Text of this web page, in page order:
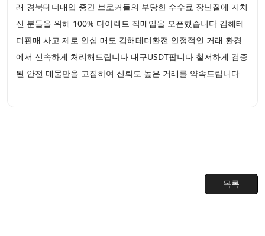
래 경북테더매입 중간 브로커들의 부당한 수수료 장난질에 지치
신 분들을 위해 100% 다이렉트 직매입을 오픈했습니다 김해테
더판매 사고 제로 안심 매도 김해테더환전 안정적인 거래 환경
에서 신속하게 처리해드립니다 대구USDT팝니다 철저하게 검증
된 안전 매물만을 고집하여 신뢰도 높은 거래를 약속드립니다
목록